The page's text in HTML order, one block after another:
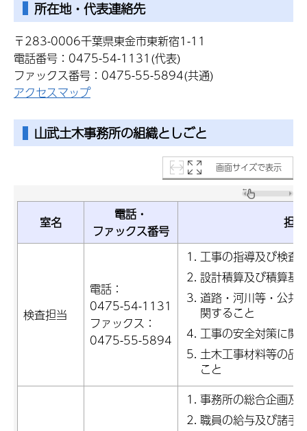
所在地・代表連絡先
〒283-0006千葉県東金市東新宿1-11
電話番号：0475-54-1131(代表)
ファックス番号：0475-55-5894(共通)
アクセスマップ
山武土木事務所の組織としごと
画面サイズで表示
室名
電話・
ファックス番号
担
検査担当
電話：
0475-54-1131
ファックス：
0475-55-5894
工事の指導及び検査
設計積算及び積算基
道路・河川等・公共
関すること
工事の安全対策に関
土木工事材料等の品
こと
事務所の総合企画及
職員の給与及び諸手